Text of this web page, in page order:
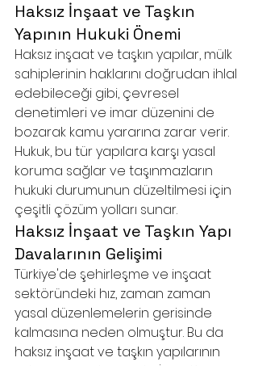
Haksız İnşaat ve Taşkın
Yapının Hukuki Önemi
Haksız inşaat ve taşkın yapılar, mülk
sahiplerinin haklarını doğrudan ihlal
edebileceği gibi, çevresel
denetimleri ve imar düzenini de
bozarak kamu yararına zarar verir.
Hukuk, bu tür yapılara karşı yasal
koruma sağlar ve taşınmazların
hukuki durumunun düzeltilmesi için
çeşitli çözüm yolları sunar.
Haksız İnşaat ve Taşkın Yapı
Davalarının Gelişimi
Türkiye'de şehirleşme ve inşaat
sektöründeki hız, zaman zaman
yasal düzenlemelerin gerisinde
kalmasına neden olmuştur. Bu da
haksız inşaat ve taşkın yapılarının